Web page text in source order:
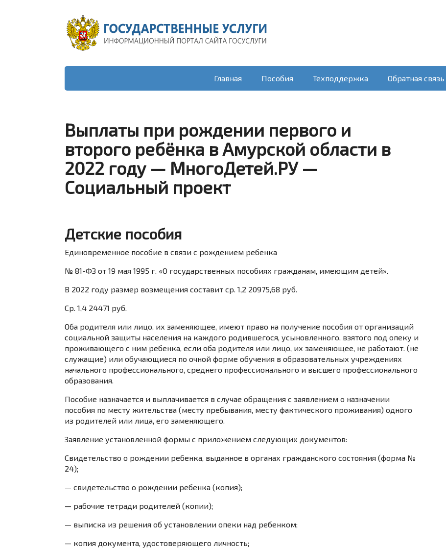
Главная Пособия Техподдержка Обратная связь
Выплаты при рождении первого и
второго ребёнка в Амурской области в
2022 году — МногоДетей.РУ —
Социальный проект
Детские пособия
Единовременное пособие в связи с рождением ребенка
№ 81-ФЗ от 19 мая 1995 г. «О государственных пособиях гражданам, имеющим детей».
В 2022 году размер возмещения составит ср. 1,2 20975,68 руб.
Ср. 1,4 24471 руб.
Оба родителя или лицо, их заменяющее, имеют право на получение пособия от организаций
социальной защиты населения на каждого родившегося, усыновленного, взятого под опеку и
проживающего с ним ребенка, если оба родителя или лицо, их заменяющее, не работают. (не
служащие) или обучающиеся по очной форме обучения в образовательных учреждениях
начального профессионального, среднего профессионального и высшего профессионального
образования.
Пособие назначается и выплачивается в случае обращения с заявлением о назначении
пособия по месту жительства (месту пребывания, месту фактического проживания) одного
из родителей или лица, его заменяющего.
Заявление установленной формы с приложением следующих документов:
Свидетельство о рождении ребенка, выданное в органах гражданского состояния (форма №
24);
— свидетельство о рождении ребенка (копия);
— рабочие тетради родителей (копии);
— выписка из решения об установлении опеки над ребенком;
— копия документа, удостоверяющего личность;